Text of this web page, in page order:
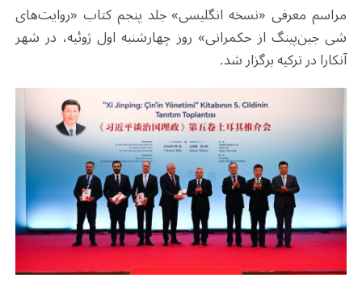
مراسم معرفی «نسخه انگلیسی» جلد پنجم کتاب «روایت‌های
شی جین‌پینگ از حکمرانی» روز چهارشنبه اول ژوئیه، در شهر
آنکارا در ترکیه برگزار شد.